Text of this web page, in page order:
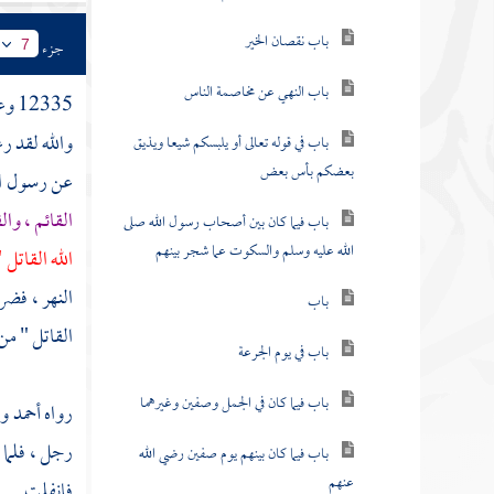
باب نقصان الخير
باب النهي عن مخاصمة الناس
باب في قوله تعالى أو يلبسكم شيعا ويذيق
بعضكم بأس بعض
باب فيما كان بين أصحاب رسول الله صلى
الله عليه وسلم والسكوت عما شجر بينهم
باب
باب في يوم الجرعة
باب فيما كان في الجمل وصفين وغيرهما
باب فيما كان بينهم يوم صفين رضي الله
عنهم
جزء 7
12335 وعن رجل من
والله لقد
عن رسول
القائم ،
الله
النهر ،
القاتل "
رواهأحمد
رجل ،